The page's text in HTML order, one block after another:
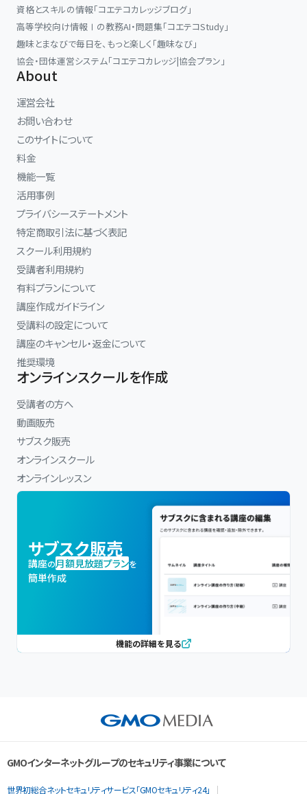
資格とスキルの情報「コエテコカレッジブログ」
高等学校向け情報Ⅰの教務AI・問題集「コエテコStudy」
趣味とまなびで毎日を、もっと楽しく「趣味なび」
協会・団体運営システム「コエテコカレッジ|協会プラン」
About
運営会社
お問い合わせ
このサイトについて
料金
機能一覧
活用事例
プライバシーステートメント
特定商取引法に基づく表記
スクール利用規約
受講者利用規約
有料プランについて
講座作成ガイドライン
受講料の設定について
講座のキャンセル・返金について
推奨環境
オンラインスクールを作成
受講者の方へ
動画販売
サブスク販売
オンラインスクール
オンラインレッスン
サブスク販売
講座の月額見放題プランを
簡単作成
機能の詳細を見る
GMOインターネットグループのセキュリティ事業について
世界初総合ネットセキュリティサービス「GMOセキュリティ24」